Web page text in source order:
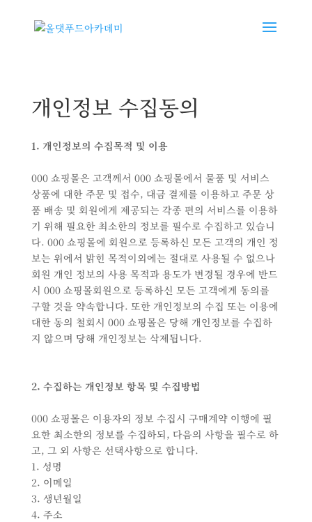
개인정보 수집동의
1. 개인정보의 수집목적 및 이용
000 쇼핑몰은 고객께서 000 쇼핑몰에서 물품 및 서비스
상품에 대한 주문 및 접수, 대금 결제를 이용하고 주문 상
품 배송 및 회원에게 제공되는 각종 편의 서비스를 이용하
기 위해 필요한 최소한의 정보를 필수로 수집하고 있습니
다. 000 쇼핑몰에 회원으로 등록하신 모든 고객의 개인 정
보는 위에서 밝힌 목적이외에는 절대로 사용될 수 없으나
회원 개인 정보의 사용 목적과 용도가 변경될 경우에 반드
시 000 쇼핑몰회원으로 등록하신 모든 고객에게 동의를
구할 것을 약속합니다. 또한 개인정보의 수집 또는 이용에
대한 동의 철회시 000 쇼핑몰은 당해 개인정보를 수집하
지 않으며 당해 개인정보는 삭제됩니다.
2. 수집하는 개인정보 항목 및 수집방법
000 쇼핑몰은 이용자의 정보 수집시 구매계약 이행에 필
요한 최소한의 정보를 수집하되, 다음의 사항을 필수로 하
고, 그 외 사항은 선택사항으로 합니다.
1. 성명
2. 이메일
3. 생년월일
4. 주소